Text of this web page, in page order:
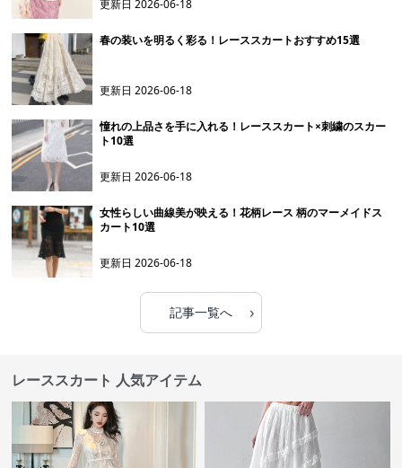
更新日2026-06-18
春の装いを明るく彩る！レーススカートおすすめ15選
更新日2026-06-18
憧れの上品さを手に入れる！レーススカート×刺繍のスカー
ト10選
更新日2026-06-18
女性らしい曲線美が映える！花柄レース 柄のマーメイドス
カート10選
更新日2026-06-18
記事一覧へ ›
レーススカート 人気アイテム